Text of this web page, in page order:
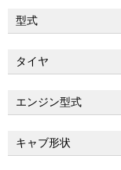
型式
タイヤ
エンジン型式
キャブ形状